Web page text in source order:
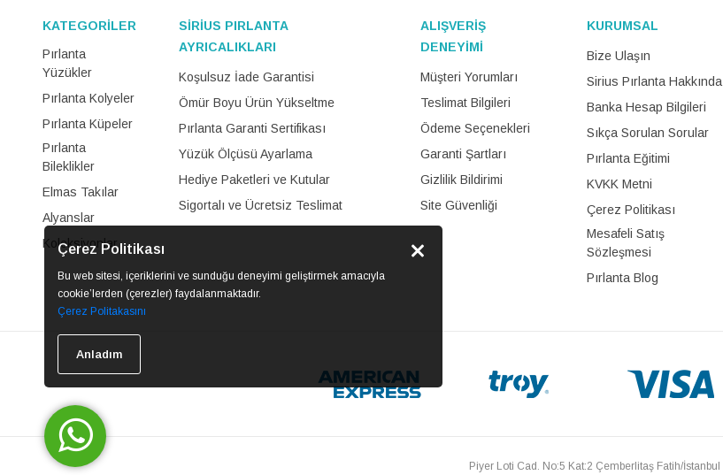
Çerez Politikası
Bu web sitesi, içeriklerini ve sunduğu deneyimi geliştirmek amacıyla
cookie’lerden (çerezler) faydalanmaktadır.
Çerez Politakasını
Anladım
KATEGORİLER
Pırlanta
Yüzükler
Pırlanta Kolyeler
Pırlanta Küpeler
Pırlanta
Bileklikler
Elmas Takılar
Alyanslar
Koleksiyonlar
SİRİUS PIRLANTA
AYRICALIKLARI
Koşulsuz İade Garantisi
Ömür Boyu Ürün Yükseltme
Pırlanta Garanti Sertifikası
Yüzük Ölçüsü Ayarlama
Hediye Paketleri ve Kutular
Sigortalı ve Ücretsiz Teslimat
ALIŞVERİŞ
DENEYİMİ
Müşteri Yorumları
Teslimat Bilgileri
Ödeme Seçenekleri
Garanti Şartları
Gizlilik Bildirimi
Site Güvenliği
KURUMSAL
Bize Ulaşın
Sirius Pırlanta Hakkında
Banka Hesap Bilgileri
Sıkça Sorulan Sorular
Pırlanta Eğitimi
KVKK Metni
Çerez Politikası
Mesafeli Satış
Sözleşmesi
Pırlanta Blog
Piyer Loti Cad. No:5 Kat:2 Çemberlitaş Fatih/İstanbul